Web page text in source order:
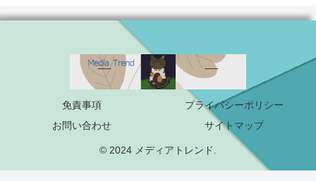
免責事項
プライバシーポリシー
お問い合わせ
サイトマップ
© 2024 メディアトレンド.